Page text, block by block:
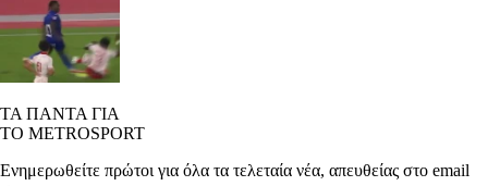
ΤΑ ΠΑΝΤΑ ΓΙΑ
ΤΟ METROSPORT
Ενημερωθείτε πρώτοι για όλα τα τελεταία νέα, απευθείας στο email